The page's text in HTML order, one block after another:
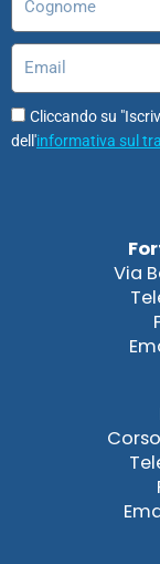
Cliccando su
dell'informativa sul
Via